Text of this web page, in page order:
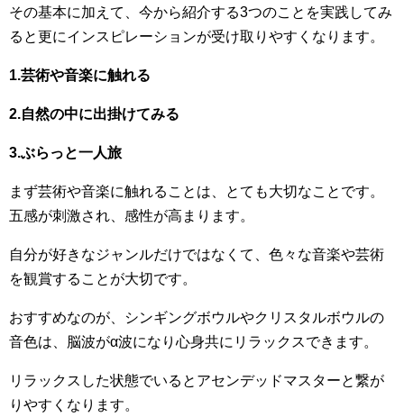
その基本に加えて、今から紹介する3つのことを実践してみ
ると更にインスピレーションが受け取りやすくなります。
1.芸術や音楽に触れる
2.自然の中に出掛けてみる
3.ぶらっと一人旅
まず芸術や音楽に触れることは、とても大切なことです。
五感が刺激され、感性が高まります。
自分が好きなジャンルだけではなくて、色々な音楽や芸術
を観賞することが大切です。
おすすめなのが、シンギングボウルやクリスタルボウルの
音色は、脳波がα波になり心身共にリラックスできます。
リラックスした状態でいるとアセンデッドマスターと繋が
りやすくなります。